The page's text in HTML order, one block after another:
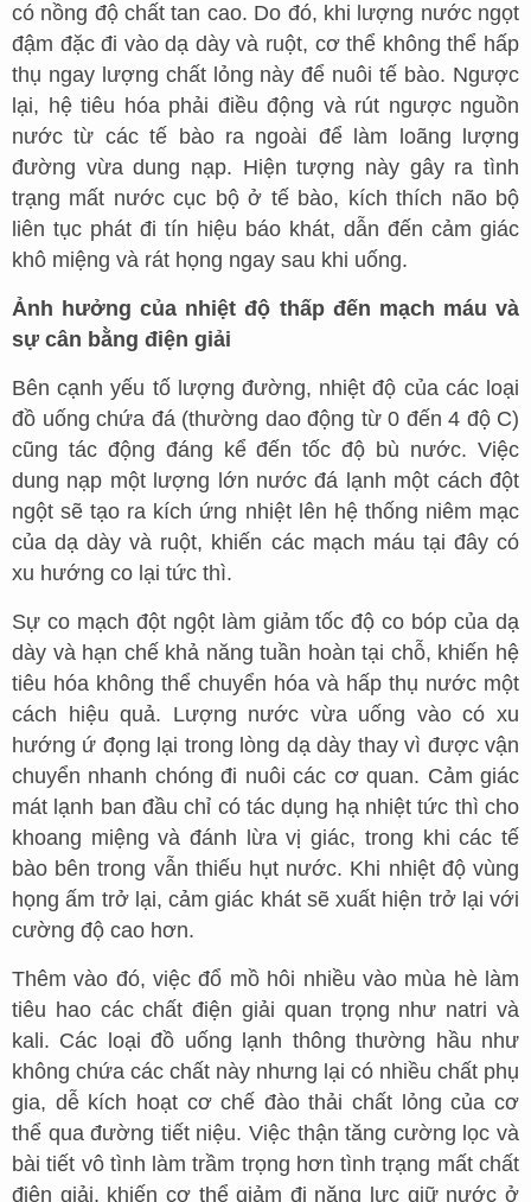
có nồng độ chất tan cao. Do đó, khi lượng nước ngọt
đậm đặc đi vào dạ dày và ruột, cơ thể không thể hấp
thụ ngay lượng chất lỏng này để nuôi tế bào. Ngược
lại, hệ tiêu hóa phải điều động và rút ngược nguồn
nước từ các tế bào ra ngoài để làm loãng lượng
đường vừa dung nạp. Hiện tượng này gây ra tình
trạng mất nước cục bộ ở tế bào, kích thích não bộ
liên tục phát đi tín hiệu báo khát, dẫn đến cảm giác
khô miệng và rát họng ngay sau khi uống.
Ảnh hưởng của nhiệt độ thấp đến mạch máu và
sự cân bằng điện giải
Bên cạnh yếu tố lượng đường, nhiệt độ của các loại
đồ uống chứa đá (thường dao động từ 0 đến 4 độ C)
cũng tác động đáng kể đến tốc độ bù nước. Việc
dung nạp một lượng lớn nước đá lạnh một cách đột
ngột sẽ tạo ra kích ứng nhiệt lên hệ thống niêm mạc
của dạ dày và ruột, khiến các mạch máu tại đây có
xu hướng co lại tức thì.
Sự co mạch đột ngột làm giảm tốc độ co bóp của dạ
dày và hạn chế khả năng tuần hoàn tại chỗ, khiến hệ
tiêu hóa không thể chuyển hóa và hấp thụ nước một
cách hiệu quả. Lượng nước vừa uống vào có xu
hướng ứ đọng lại trong lòng dạ dày thay vì được vận
chuyển nhanh chóng đi nuôi các cơ quan. Cảm giác
mát lạnh ban đầu chỉ có tác dụng hạ nhiệt tức thì cho
khoang miệng và đánh lừa vị giác, trong khi các tế
bào bên trong vẫn thiếu hụt nước. Khi nhiệt độ vùng
họng ấm trở lại, cảm giác khát sẽ xuất hiện trở lại với
cường độ cao hơn.
Thêm vào đó, việc đổ mồ hôi nhiều vào mùa hè làm
tiêu hao các chất điện giải quan trọng như natri và
kali. Các loại đồ uống lạnh thông thường hầu như
không chứa các chất này nhưng lại có nhiều chất phụ
gia, dễ kích hoạt cơ chế đào thải chất lỏng của cơ
thể qua đường tiết niệu. Việc thận tăng cường lọc và
bài tiết vô tình làm trầm trọng hơn tình trạng mất chất
điện giải, khiến cơ thể giảm đi năng lực giữ nước ở